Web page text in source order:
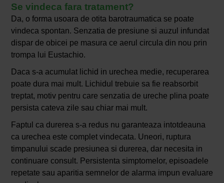
Se vindeca fara tratament?
Da, o forma usoara de otita barotraumatica se poate
vindeca spontan. Senzatia de presiune si auzul infundat
dispar de obicei pe masura ce aerul circula din nou prin
trompa lui Eustachio.
Daca s-a acumulat lichid in urechea medie, recuperarea
poate dura mai mult. Lichidul trebuie sa fie reabsorbit
treptat, motiv pentru care senzatia de ureche plina poate
persista cateva zile sau chiar mai mult.
Faptul ca durerea s-a redus nu garanteaza intotdeauna
ca urechea este complet vindecata. Uneori, ruptura
timpanului scade presiunea si durerea, dar necesita in
continuare consult. Persistenta simptomelor, episoadele
repetate sau aparitia semnelor de alarma impun evaluare